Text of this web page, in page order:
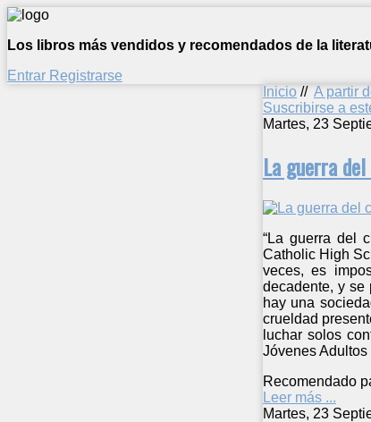
Los libros más vendidos y recomendados de la
Entrar Registrarse
Inicio // A partir
Suscribirse a
Martes, 23
La guerra
“La guerra del
Catholic High
veces, es
decadente, y se
hay una
crueldad
luchar solos
Jóvenes Adultos
Recomendado
Leer más ...
Martes, 23